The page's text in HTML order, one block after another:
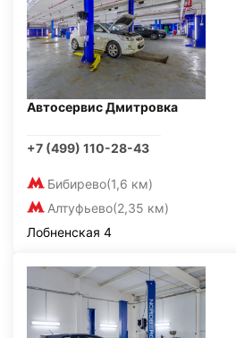
Автосервис Дмитровка
+7 (499) 110-28-43
Бибирево(1,6 км)
Алтуфьево(2,35 км)
Лобненская 4